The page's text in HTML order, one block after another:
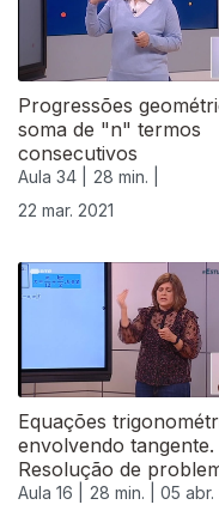
Progressões
soma de "n" termos
consecutivos
Aula 34 |
28 min. |
22 mar. 2021
Equações
envolvendo tangente.
Resolução de
Aula 16 | 28 min. | 05 abr.